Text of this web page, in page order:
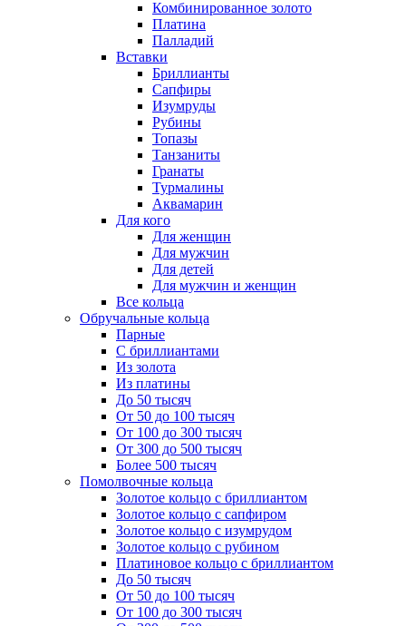
Комбинированное золото
Платина
Палладий
Вставки
Бриллианты
Сапфиры
Изумруды
Рубины
Топазы
Танзаниты
Гранаты
Турмалины
Аквамарин
Для кого
Для женщин
Для мужчин
Для детей
Для мужчин и женщин
Все кольца
Обручальные кольца
Парные
С бриллиантами
Из золота
Из платины
До 50 тысяч
От 50 до 100 тысяч
От 100 до 300 тысяч
От 300 до 500 тысяч
Более 500 тысяч
Помолвочные кольца
Золотое кольцо с бриллиантом
Золотое кольцо с сапфиром
Золотое кольцо с изумрудом
Золотое кольцо с рубином
Платиновое кольцо с бриллиантом
До 50 тысяч
От 50 до 100 тысяч
От 100 до 300 тысяч